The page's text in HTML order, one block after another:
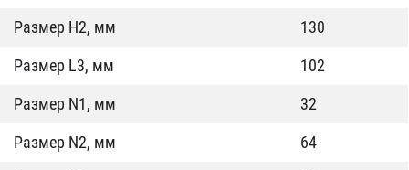
Размер Н2, мм
130
Размер L3, мм
102
Размер N1, мм
32
Размер N2, мм
64